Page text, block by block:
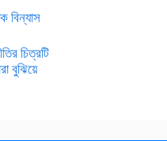
বিন্যাস
চিত্রটি
বুঝিয়ে